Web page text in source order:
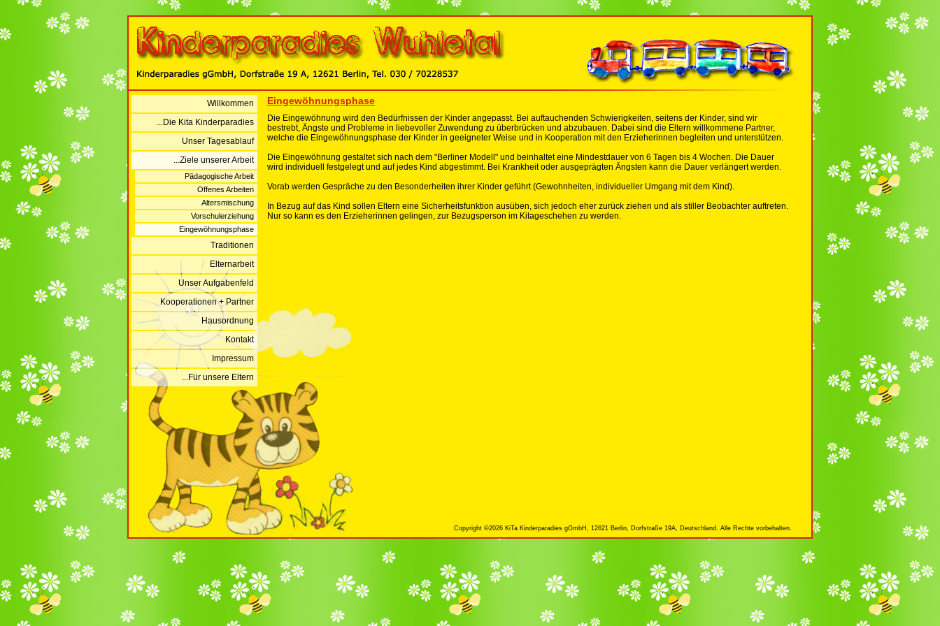
Willkommen
...Die Kita Kinderparadies
Unser Tagesablauf
...Ziele unserer Arbeit
Pädagogische Arbeit
Offenes Arbeiten
Altersmischung
Vorschulerziehung
Eingewöhnungsphase
Traditionen
Elternarbeit
Unser Aufgabenfeld
Kooperationen + Partner
Hausordnung
Kontakt
Impressum
...Für unsere Eltern
Eingewöhnungsphase
Die Eingewöhnung wird den Bedürfnissen der Kinder angepasst. Bei auftauchenden Schwierigkeiten, seitens der Kinder, sind wir
bestrebt, Ängste und Probleme in liebevoller Zuwendung zu überbrücken und abzubauen. Dabei sind die Eltern willkommene Partner,
welche die Eingewöhnungsphase der Kinder in geeigneter Weise und in Kooperation mit den Erzieherinnen begleiten und unterstützen.
Die Eingewöhnung gestaltet sich nach dem "Berliner Modell" und beinhaltet eine Mindestdauer von 6 Tagen bis 4 Wochen. Die Dauer
wird individuell festgelegt und auf jedes Kind abgestimmt. Bei Krankheit oder ausgeprägten Ängsten kann die Dauer verlängert werden.
Vorab werden Gespräche zu den Besonderheiten ihrer Kinder geführt (Gewohnheiten, individueller Umgang mit dem Kind).
In Bezug auf das Kind sollen Eltern eine Sicherheitsfunktion ausüben, sich jedoch eher zurück ziehen und als stiller Beobachter auftreten.
Nur so kann es den Erzieherinnen gelingen, zur Bezugsperson im Kitageschehen zu werden.
Copyright ©2026 KiTa Kinderparadies gGmbH, 12621 Berlin, Dorfstraße 19A, Deutschland. Alle Rechte vorbehalten.